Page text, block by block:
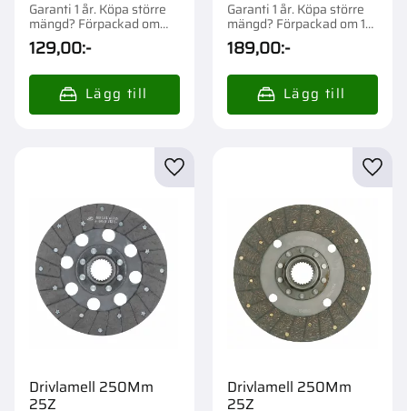
Garanti 1 år. Köpa större
mängd? Förpackad om
1/50 st.
129,00:-
Garanti 1 år. Köpa större
mängd? Förpackad om 1
st.
189,00:-
Drivlamell 250Mm
25Z
Lägg till i favoriter
Drivlamell 250Mm
25Z